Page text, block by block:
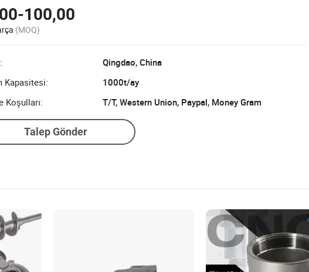
100,00
(MOQ)
Qingdao, China
Kapasitesi:
1000t/ay
Koşulları:
T/T, Western Union, Paypal, Money Gram
Talep Gönder